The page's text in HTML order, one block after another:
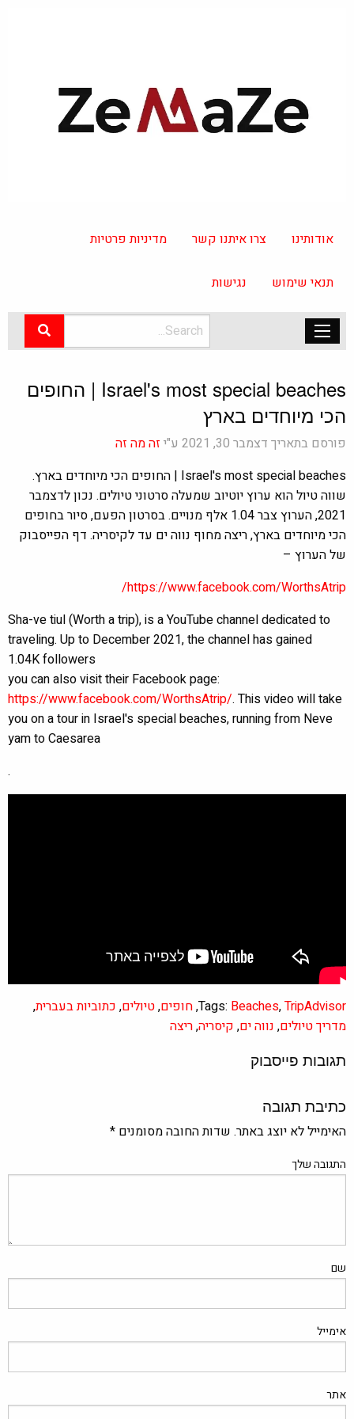
אודותינו צרו איתנו קשר מדיניות פרטיות
תנאי שימוש נגישות
Israel's most special beaches | החופים
הכי מיוחדים בארץ
פורסם בתאריך דצמבר 30, 2021 ע"י
זה מה זה
Israel's most special beaches | החופים הכי מיוחדים בארץ.
שווה טיול הוא ערוץ יוטיוב שמעלה סרטוני טיולים. נכון לדצמבר
2021, הערוץ צבר 1.04 אלף מנויים. בסרטון הפעם, סיור בחופים
הכי מיוחדים בארץ, ריצה מחוף נווה ים עד לקיסריה. דף הפייסבוק
של הערוץ –
https://www.facebook.com/WorthsAtrip/
Sha-ve tiul (Worth a trip), is a YouTube channel dedicated to
traveling. Up to December 2021, the channel has gained
1.04K followers
you can also visit their Facebook page:
https://www.facebook.com/WorthsAtrip/. This video will take
you on a tour in Israel's special beaches, running from Neve
yam to Caesarea
.
Tags: Beaches,TripAdvisor
,חופים,טיולים, כתוביות בעברית,
מדריך טיולים, נווה ים, קיסריה,ריצה
תגובות פייסבוק
כתיבת תגובה
האימייל לא יוצג באתר. שדות החובה מסומנים *
התגובה שלך
שם
אימייל
אתר